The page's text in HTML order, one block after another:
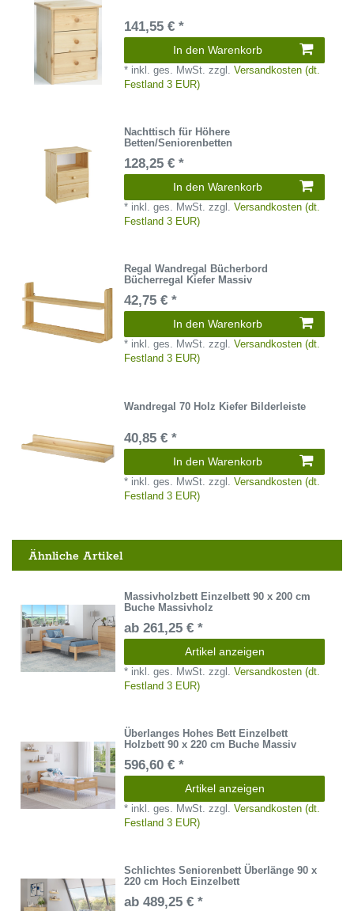
141,55 € *
In den Warenkorb
* inkl. ges. MwSt. zzgl.Versandkosten (dt.
Festland 3 EUR)
Nachttisch für Höhere
Betten/Seniorenbetten
128,25 € *
In den Warenkorb
* inkl. ges. MwSt. zzgl.Versandkosten (dt.
Festland 3 EUR)
Regal Wandregal Bücherbord
Bücherregal Kiefer Massiv
42,75 € *
In den Warenkorb
* inkl. ges. MwSt. zzgl.Versandkosten (dt.
Festland 3 EUR)
Wandregal 70 Holz Kiefer Bilderleiste
40,85 € *
In den Warenkorb
* inkl. ges. MwSt. zzgl.Versandkosten (dt.
Festland 3 EUR)
Ähnliche Artikel
Massivholzbett Einzelbett 90 x 200 cm
Buche Massivholz
ab 261,25 € *
Artikel anzeigen
* inkl. ges. MwSt. zzgl.Versandkosten (dt.
Festland 3 EUR)
Überlanges Hohes Bett Einzelbett
Holzbett 90 x 220 cm Buche Massiv
596,60 € *
Artikel anzeigen
* inkl. ges. MwSt. zzgl.Versandkosten (dt.
Festland 3 EUR)
Schlichtes Seniorenbett Überlänge 90 x
220 cm Hoch Einzelbett
ab 489,25 € *